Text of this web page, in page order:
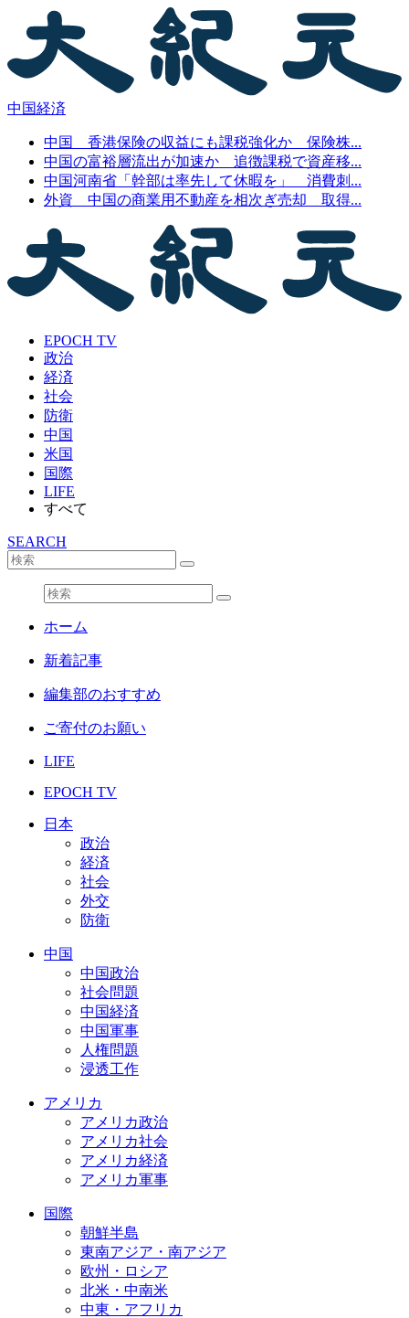
中国経済
中国 香港保険の収益にも課税強化か 保険株...
中国の富裕層流出が加速か 追徴課税で資産移...
中国河南省「幹部は率先して休暇を」 消費刺...
外資 中国の商業用不動産を相次ぎ売却 取得...
EPOCH TV
政治
経済
社会
防衛
中国
米国
国際
LIFE
すべて
SEARCH
ホーム
新着記事
編集部のおすすめ
ご寄付のお願い
LIFE
EPOCH TV
日本
政治
経済
社会
外交
防衛
中国
中国政治
社会問題
中国経済
中国軍事
人権問題
浸透工作
アメリカ
アメリカ政治
アメリカ社会
アメリカ経済
アメリカ軍事
国際
朝鮮半島
東南アジア・南アジア
欧州・ロシア
北米・中南米
中東・アフリカ